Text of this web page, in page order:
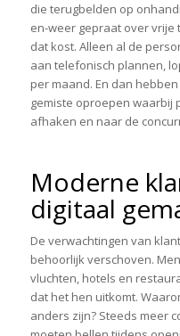
die terugbelden op
en-weer gepraat over vrije
dat kost. Alleen al de
aan telefonisch plannen,
per maand. En dan
gemiste oproepen waarbij
afhaken en naar de
Moderne
digitaal
De verwachtingen van
behoorlijk verschoven.
vluchten, hotels en
dat het hen uitkomt.
anders zijn? Steeds meer